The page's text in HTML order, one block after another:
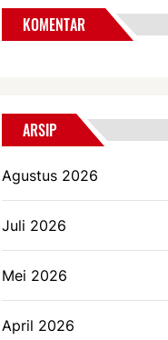
KOMENTAR
ARSIP
Agustus 2026
Juli 2026
Mei 2026
April 2026